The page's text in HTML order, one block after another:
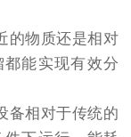
物质还是相对
能实现有效分
相对于传统的